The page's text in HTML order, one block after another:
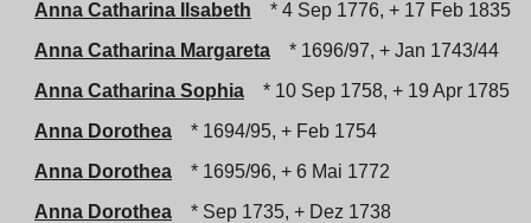
Anna Catharina Ilsabeth
* 4 Sep 1776, + 17 Feb 1835
Anna Catharina Margareta
* 1696/97, + Jan 1743/44
Anna Catharina Sophia
* 10 Sep 1758, + 19 Apr 1785
Anna Dorothea
* 1694/95, + Feb 1754
Anna Dorothea
* 1695/96, + 6 Mai 1772
Anna Dorothea
* Sep 1735, + Dez 1738